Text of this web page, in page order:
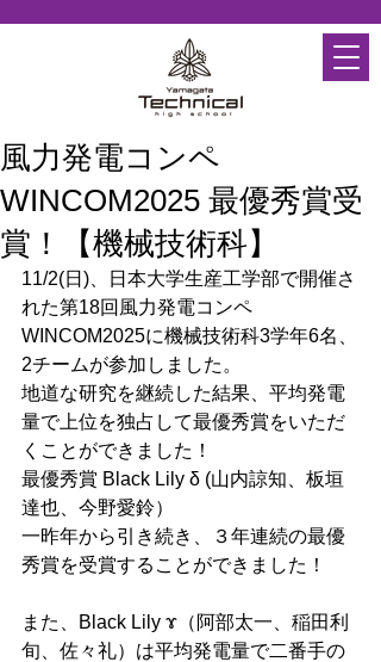
風力発電コンペ
WINCOM2025 最優秀賞受
賞！【機械技術科】
11/2(日)、日本大学生産工学部で開催さ
れた第18回風力発電コンペ
WINCOM2025に機械技術科3学年6名、
2チームが参加しました。
地道な研究を継続した結果、平均発電
量で上位を独占して最優秀賞をいただ
くことができました！
最優秀賞 Black Lily δ (山内諒知、板垣
達也、今野愛鈴）
一昨年から引き続き、３年連続の最優
秀賞を受賞することができました！
また、Black Lily ɤ（阿部太一、稲田利
旬、佐々礼）は平均発電量で二番手の